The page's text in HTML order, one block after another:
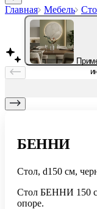
Главная Мебель
БЕННИ
Стол, d150 см,
Стол БЕННИ 150
опоре.